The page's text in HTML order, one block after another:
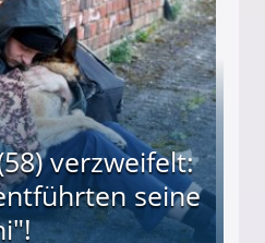
verzweifelt:
seine